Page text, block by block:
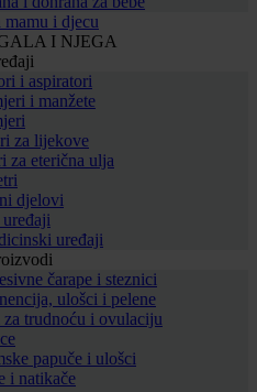
mamu i djecu
I NJEGA
i aspiratori
i manžete
za lijekove
za eterična ulja
djelovi
uređaji
čarape i steznici
ulošci i pelene
za trudnoću i ovulaciju
papuče i ulošci
i natikače